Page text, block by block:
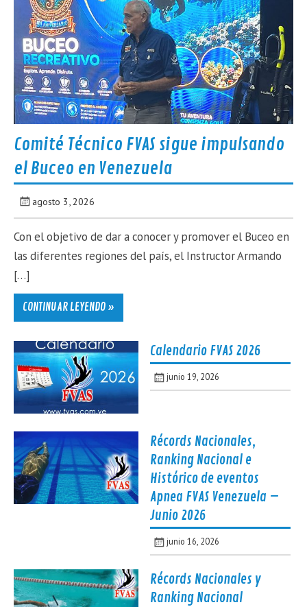
Comité Técnico FVAS sigue impulsando
el Buceo en Venezuela
agosto 3, 2026
Con el objetivo de dar a conocer y promover el Buceo en
las diferentes regiones del país, el Instructor Armando
[…]
CONTINUAR LEYENDO »
Calendario FVAS 2026
junio 19, 2026
Récords Nacionales,
Ranking Nacional e
Histórico de eventos
Apnea FVAS Venezuela –
Junio 2026
junio 16, 2026
Récords Nacionales y
Ranking Nacional